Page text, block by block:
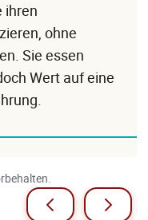
ihren
ohne
Sie essen
Wert auf eine